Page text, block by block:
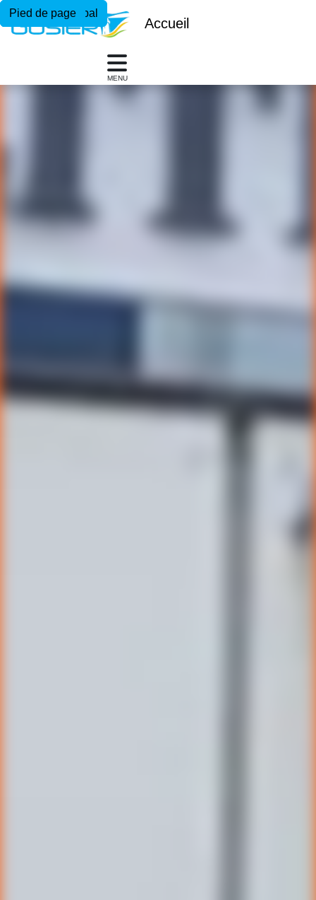
Menu principal
Contenu principal
Pied de page
Accueil
MENU